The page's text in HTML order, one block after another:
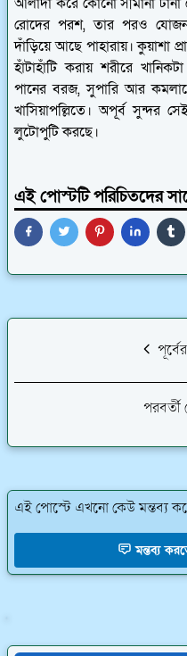
রোদের পরশ, তার পরও যোজন
দাঁড়িয়ে আছে পাহারায়। কুয়াশা
হাঁটাহাঁটি করায় শরীরে
পানের বরজ, সুপারি আর
খাসিয়াপল্লিতে। অপূর্ব সুন্দর
লুটোপুটি করছে।
এই পোস্টটি পরিচিতদের
এই পোস্টে এখনো কেউ মন্তব্য
মন্তব্য